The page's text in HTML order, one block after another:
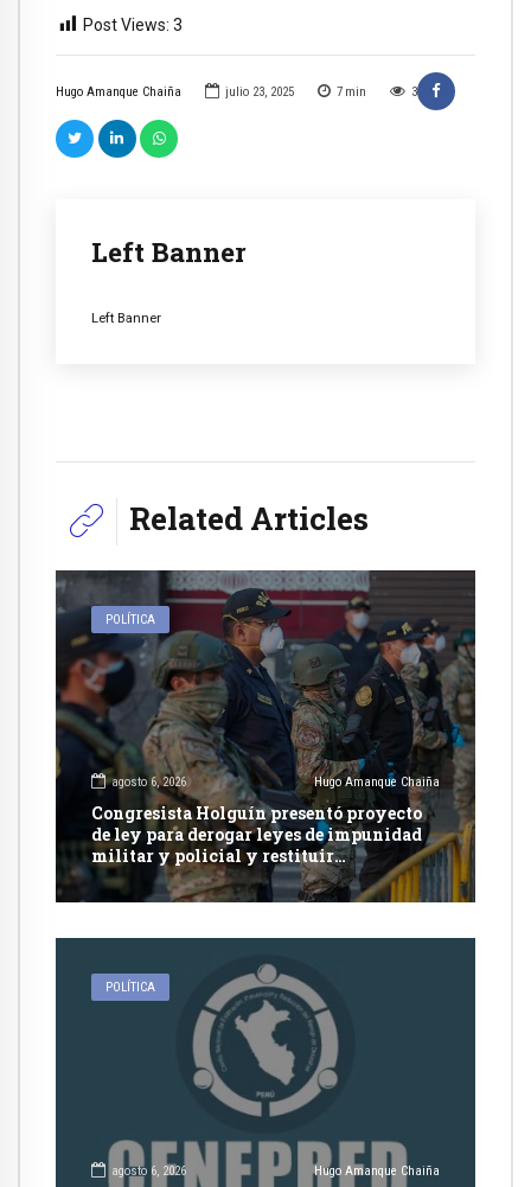
Hugo Amanque Chaiña julio 23, 2025 7 min 3
Left Banner
Left Banner
Post Views: 3
Related Articles
POLÍTICA
agosto 6, 2026 Hugo Amanque Chaiña
Congresista Holguín presentó proyecto
de ley para derogar leyes de impunidad
militar y policial y restituir
competencia de justicia ordinaria
POLÍTICA
agosto 6, 2026 Hugo Amanque Chaiña